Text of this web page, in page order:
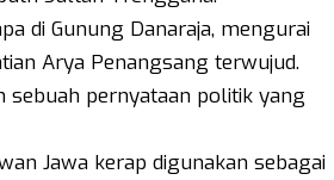
di Gunung Danaraja, mengurai
Arya Penangsang terwujud.
sebuah pernyataan politik yang
Jawa kerap digunakan sebagai